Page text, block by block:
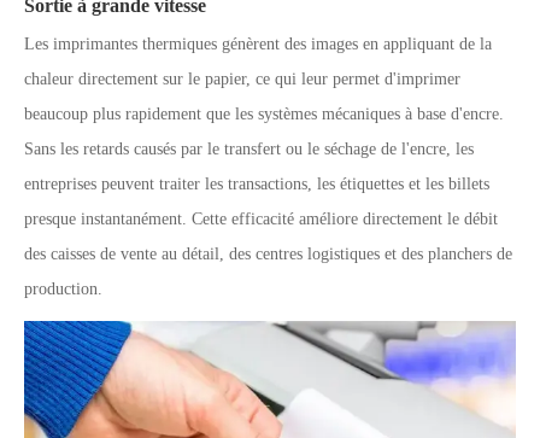
Sortie à grande vitesse
Les imprimantes thermiques génèrent des images en appliquant de la
chaleur directement sur le papier, ce qui leur permet d'imprimer
beaucoup plus rapidement que les systèmes mécaniques à base d'encre.
Sans les retards causés par le transfert ou le séchage de l'encre, les
entreprises peuvent traiter les transactions, les étiquettes et les billets
presque instantanément. Cette efficacité améliore directement le débit
des caisses de vente au détail, des centres logistiques et des planchers de
production.